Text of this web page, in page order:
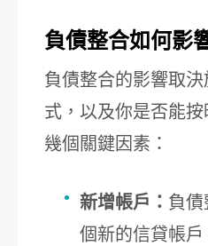
負債整合如何影
負債整合的影響取
式，以及你是否能
幾個關鍵因素：
新增帳戶： 負
個新的信貸帳